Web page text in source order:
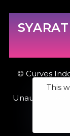
© Curves
Unauthorized
This